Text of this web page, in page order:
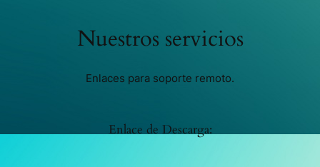
Nuestros servicios
Enlaces para soporte remoto.
Enlace de Descarga: